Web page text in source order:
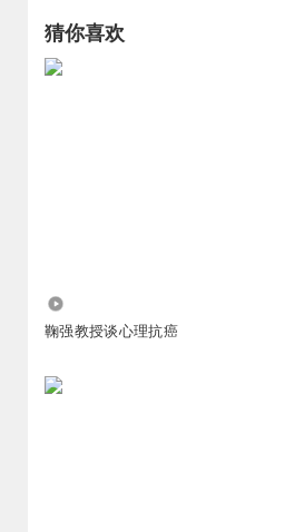
猜你喜欢
鞠强教授谈心理抗癌